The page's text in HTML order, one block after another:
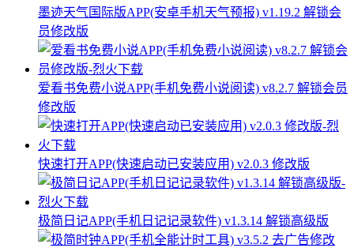
墨迹天气国际版APP(安卓手机天气预报) v1.19.2 解锁会
员修改版
爱看书免费小说APP(手机免费小说阅读) v8.2.7 解锁会员
修改版
快速打开APP(快速启动已安装应用) v2.0.3 修改版
极简日记APP(手机日记记录软件) v1.3.14 解锁高级版